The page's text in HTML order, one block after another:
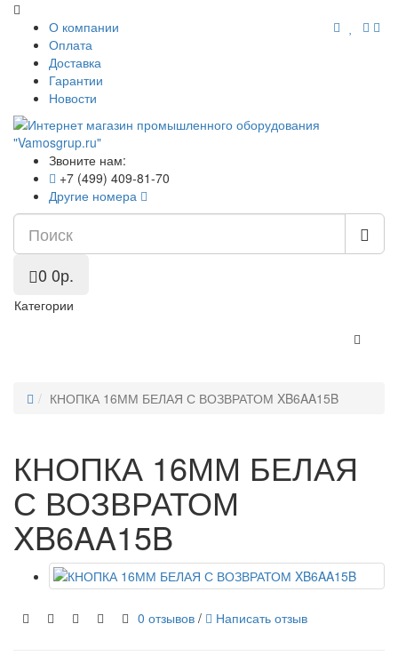
О компании
Оплата
Доставка
Гарантии
Новости
Звоните нам:
+7 (499) 409-81-70
Другие номера
0 0р.
Категории
КНОПКА 16ММ БЕЛАЯ С ВОЗВРАТОМ XB6AA15B
КНОПКА 16ММ БЕЛАЯ
С ВОЗВРАТОМ
XB6AA15B
0 отзывов / Написать отзыв